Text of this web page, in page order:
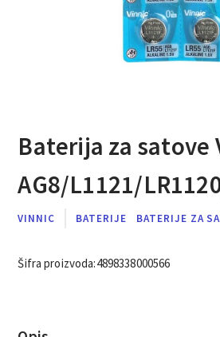
Baterija za satove
AG8/L1121/
VINNIC BATERIJE BATERIJE ZA
Šifra proizvoda:4898338000566